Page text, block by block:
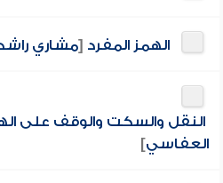
الهمز المفرد [مشاري
النقل والسكت والوقف على
العفاسي]